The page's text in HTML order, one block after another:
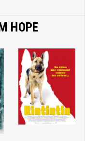
HOPE